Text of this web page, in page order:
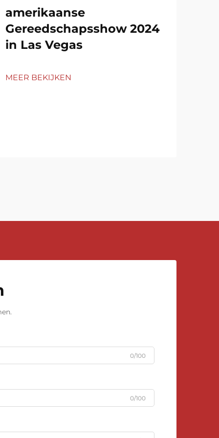
amerikaanse
Gereedschapsshow 2024
in Las Vegas
MEER BEKIJKEN
0/100
0/100